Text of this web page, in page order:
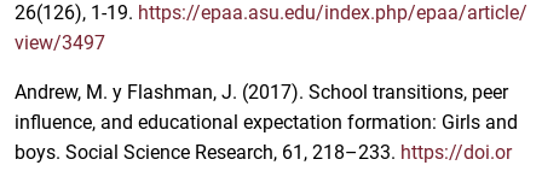
26(126), 1-19. https://epaa.asu.edu/index.php/epaa/article/
view/3497
Andrew, M. y Flashman, J. (2017). School transitions, peer
influence, and educational expectation formation: Girls and
boys. Social Science Research, 61, 218–233. https://doi.or